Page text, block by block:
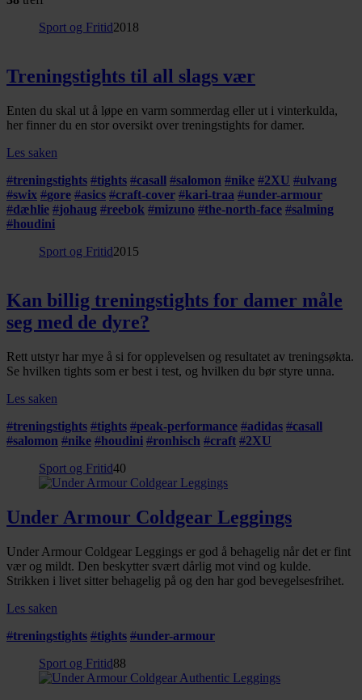
Sport og Fritid2018
Treningstights til all slags vær
Enten du skal ut å løpe en varm sommerdag eller ut i vinterkulda,
her finner du en stor oversikt over treningstights for damer.
Les saken
#treningstights #tights #casall #salomon #nike #2XU #ulvang
#swix #gore #asics #craft-cover #kari-traa #under-armour
#dæhlie #johaug #reebok #mizuno #the-north-face #salming
#houdini
Sport og Fritid2015
Kan billig treningstights for damer måle
seg med de dyre?
Rett utstyr har mye å si for opplevelsen og resultatet av treningsøkta.
Se hvilken tights som er best i test, og hvilken du bør styre unna.
Les saken
#treningstights #tights #peak-performance #adidas #casall
#salomon #nike #houdini #ronhisch #craft #2XU
Sport og Fritid40
Under Armour Coldgear Leggings
Under Armour Coldgear Leggings er god å behagelig når det er fint
vær og mildt. Den beskytter svært dårlig mot vind og kulde.
Strikken i livet sitter behagelig på og den har god bevegelsesfrihet.
Les saken
#treningstights #tights #under-armour
Sport og Fritid88